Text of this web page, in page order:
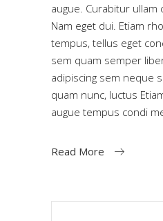
augue. Curabitur ullam
Nam eget dui. Etiam
tempus, tellus eget
sem quam semper
adipiscing sem neque
quam nunc, luctus
augue tempus condi
Read More